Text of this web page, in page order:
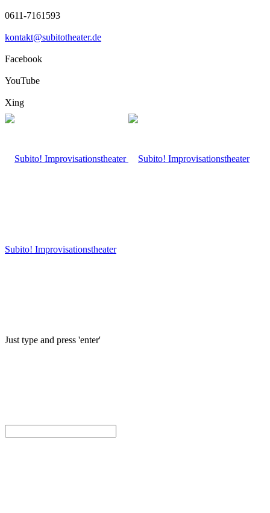
0611-7161593
kontakt@subitotheater.de
Facebook
YouTube
Xing
Subito! Improvisationstheater
Just type and press 'enter'